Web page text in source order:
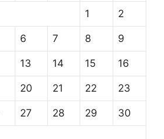
1 2
6 7 8 9
13 14 15 16
20 21 22 23
27 28 29 30